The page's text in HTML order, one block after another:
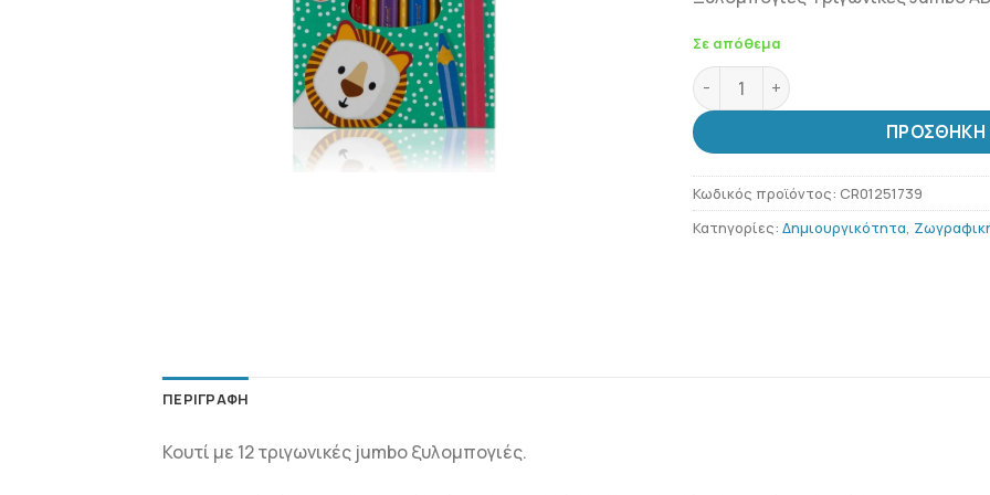
Σε απόθεμα
Ξυλομπογιές Τριγωνικές Jumbo
ΠΡΟΣΘΉΚΗ
Κωδικός προϊόντος: CR01251739
Κατηγορίες: Δημιουργικότητα,
ΠΕΡΙΓΡΑΦΉ
Κουτί με 12 τριγωνικές jumbo ξυλομπογιές.